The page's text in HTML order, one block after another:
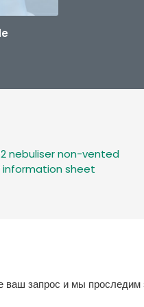
nebuliser non-vented
sheet
ваш запрос и мы